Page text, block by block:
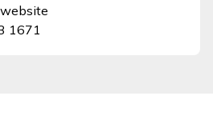
1671